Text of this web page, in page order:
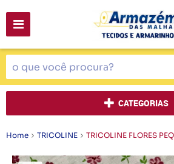
CATEGORIAS
Home TRICOLINE TRICOLINE FLORES